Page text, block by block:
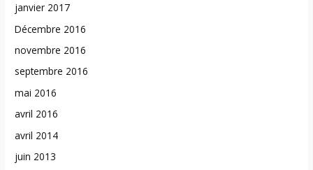
janvier 2017
Décembre 2016
novembre 2016
septembre 2016
mai 2016
avril 2016
avril 2014
juin 2013